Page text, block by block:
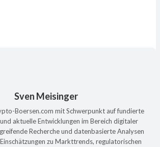
Sven Meisinger
Boersen.com mit Schwerpunkt auf fundierte
aktuelle Entwicklungen im Bereich digitaler
Recherche und datenbasierte Analysen
zu Markttrends, regulatorischen